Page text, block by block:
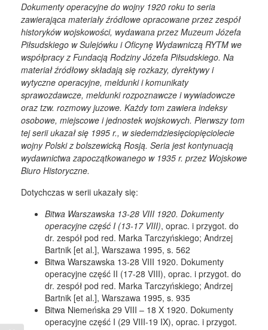
Dokumenty operacyjne do wojny 1920 roku to seria
zawierająca materiały źródłowe opracowane przez zespół
historyków wojskowości, wydawana przez Muzeum Józefa
Piłsudskiego w Sulejówku i Oficynę Wydawniczą RYTM we
współpracy z Fundacją Rodziny Józefa Piłsudskiego. Na
materiał źródłowy składają się rozkazy, dyrektywy i
wytyczne operacyjne, meldunki i komunikaty
sprawozdawcze, meldunki rozpoznawcze i wywiadowcze
oraz tzw. rozmowy juzowe. Każdy tom zawiera indeksy
osobowe, miejscowe i jednostek wojskowych. Pierwszy tom
tej serii ukazał się 1995 r., w siedemdziesięciopięciolecie
wojny Polski z bolszewicką Rosją. Seria jest kontynuacją
wydawnictwa zapoczątkowanego w 1935 r. przez Wojskowe
Biuro Historyczne.
Dotychczas w serii ukazały się:
Bitwa Warszawska 13-28 VIII 1920. Dokumenty
operacyjne część I (13-17 VIII), oprac. i przygot. do
dr. zespół pod red. Marka Tarczyńskiego; Andrzej
Bartnik [et al.], Warszawa 1995, s. 562
Bitwa Warszawska 13-28 VIII 1920. Dokumenty
operacyjne część II (17-28 VIII), oprac. i przygot. do
dr. zespół pod red. Marka Tarczyńskiego; Andrzej
Bartnik [et al.], Warszawa 1995, s. 935
Bitwa Niemeńska 29 VIII – 18 X 1920. Dokumenty
operacyjne część I (29 VIII-19 IX), oprac. i przygot.